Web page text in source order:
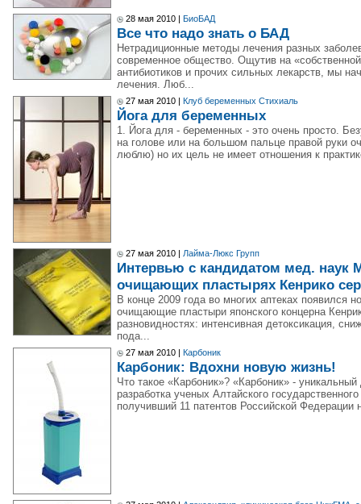
28 мая 2010 | БиоБАД
Все что надо знать о БАД
Нетрадиционные методы лечения разных
современное общество. Ощутив на
антибиотиков и прочих сильных лекарств, мы
лечения. Люб...
27 мая 2010 | Клуб беременных Стихиаль
Йога для беременных
1. Йога для - беременных - это очень просто.
на голове или на большом пальце правой руки
люблю) но их цель не имеет отношения к
27 мая 2010 | Лайма-Люкс Групп
Интервью с кандидатом мед. наук
очищающих пластырях Кенрико
В конце 2009 года во многих аптеках появился
очищающие пластыри японского концерна
разновидностях: интенсивная детоксикация,
пода...
27 мая 2010 | Карбоник
Карбоник: Вдохни новую жизнь!
Что такое «Карбоник»? «Карбоник» -
разработка ученых Алтайского
получивший 11 патентов Российской